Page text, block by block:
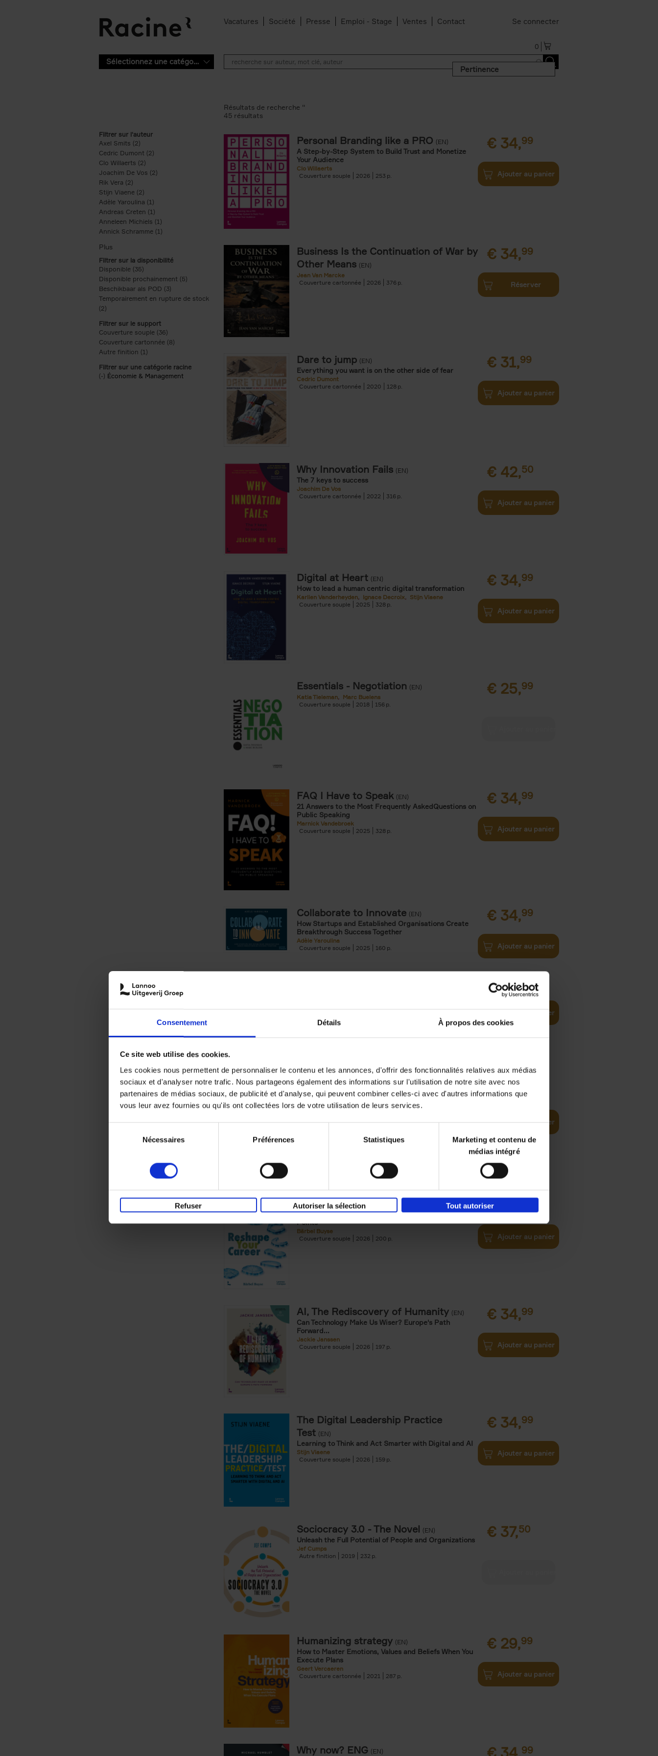
Consentement Détails À propos des cookies
Ce site web utilise des cookies.
Les cookies nous permettent de personnaliser le contenu et les annonces, d'offrir des fonctionnalités relatives aux médias
sociaux et d'analyser notre trafic. Nous partageons également des informations sur l'utilisation de notre site avec nos
partenaires de médias sociaux, de publicité et d'analyse, qui peuvent combiner celles-ci avec d'autres informations que
vous leur avez fournies ou qu'ils ont collectées lors de votre utilisation de leurs services.
Nécessaires Préférences Statistiques
Marketing et contenu de
médias intégré
Refuser Autoriser la sélection Tout autoriser
Vacatures Société Presse Emploi - Stage Ventes Contact Se connecter
0
Sélectionnez une catégorie
Pertinence
Filtrer sur l'auteur
Axel Smits (2)
Cedric Dumont (2) Apply Cedric Dumont filter
Clo Willaerts (2)
Joachim De Vos (2) Apply Joachim De Vos filter
Rik Vera (2)
Stijn Viaene (2)
Adèle Yaroulina (1) Apply Adèle Yaroulina filter
Andreas Creten (1) Apply Andreas Creten filter
Anneleen Michiels (1) Apply Anneleen Michiels filter
Annick Schramme (1) Apply Annick Schramme filter
Filtrer sur la disponibilité
Disponible (35)
Disponible prochainement (5) Apply Disponible prochainement filter
Beschikbaar als POD (3) Apply Beschikbaar als POD filter
Temporairement en rupture de stock
(2)
Filtrer sur le support
Couverture souple (36) Apply Couverture souple filter
Couverture cartonnée (8)
Autre finition (1)
Filtrer sur une catégorie racine
(-) Remove Économie & Management filter
Économie & Management
Résultats de recherche ''
45 résultats
Personal Branding like a PRO (EN)
A Step-by-Step System to Build Trust and Monetize
Your Audience
Clo Willaerts
Couverture souple
2026 253
€ 34,99
Ajouter au panier
Business Is the Continuation of War by
Other Means (EN)
Jean Van Marcke
Couverture cartonnée
2026 376
€ 34,99
Réserver
Dare to jump (EN)
Everything you want is on the other side of fear
Cedric Dumont
Couverture cartonnée
2020 128
€ 31,99
Ajouter au panier
Why Innovation Fails (EN)
The 7 keys to success
Joachim De Vos
Couverture cartonnée
2022 316
€ 42,50
Ajouter au panier
Digital at Heart (EN)
How to lead a human centric digital transformation
Karlien Vanderheyden Ignace Decroix
Stijn Viaene
Couverture souple
2025 328
€ 34,99
Ajouter au panier
Essentials - Negotiation (EN)
Katia Tieleman
Marc Buelens
Couverture souple
2018 156
€ 25,99
FAQ I Have to Speak (EN)
21 Answers to the Most Frequently AskedQuestions on
Public Speaking
Marnick Vandebroek
Couverture souple
2025 328
€ 34,99
Ajouter au panier
Collaborate to Innovate (EN)
How Startups and Established Organisations Create
Breakthrough Success Together
Adèle Yaroulina
Couverture souple
2025 160
€ 34,99
Ajouter au panier
€34,99
Ajouter au panier
The Double-Gold Mindset (EN)
Dominic Rossi
Couverture souple
2025 200
€29,
Ajouter au panier
Reshape Your Career
Your Roadmap for Career Change at Life’s Tipping
Points
Bärbel Buyse
Couverture souple
2026 200
€
Ajouter au panier
AI, The Rediscovery of Humanity (EN)
Can Technology Make Us Wiser? Europe's Path
Forward...
Jackie Janssen
Couverture souple
2026 197
€ 34,99
Ajouter au panier
The Digital Leadership Practice
Test (EN)
Learning to Think and Act Smarter with Digital and AI
Stijn Viaene
Couverture souple
2026 159
€ 34,99
Ajouter au panier
Sociocracy 3.0 - The Novel (EN)
Unleash the Full Potential of People and Organizations
Jef Cumps
Autre finition
2019 232
€ 37,50
Humanizing strategy (EN)
How to Master Emotions, Values and Beliefs When You
Execute Plans
Geert Vercaeren
Couverture cartonnée
2021 287
€ 29,99
Ajouter au panier
Why now? ENG (EN) 99